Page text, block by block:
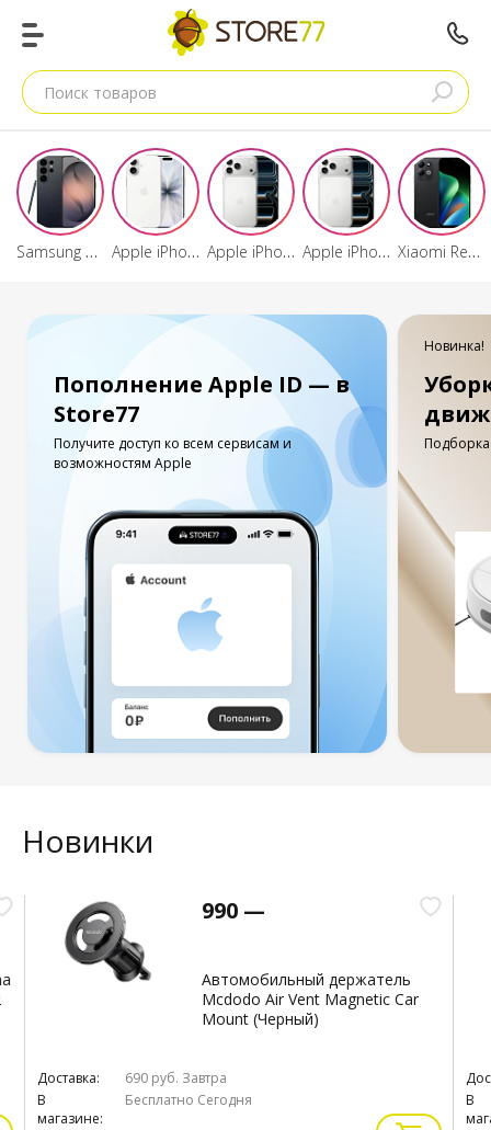
Поиск товаров
Samsung Galaxy S26 Ultra Apple iPhone 17 Apple iPhone 17 Pro Max Apple iPhone 17 Pro Xiaomi Redmi 17
Пополнение Apple ID — в
Store77
Получите доступ ко всем сервисам и
возможностям Apple
Новинка!
Новинки
990 —
Автомобильный держатель
Mcdodo Air Vent Magnetic Car
Mount (Черный)
Доставка: 690 руб. Завтра
В
магазине:
Бесплатно Сегодня
В